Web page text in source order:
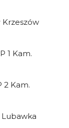
Kam.